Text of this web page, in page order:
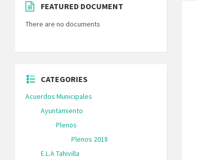
FEATURED DOCUMENT
There are no documents
CATEGORIES
Acuerdos Municipales
Ayuntamiento
Plenos
Plenos 2018
E.L.A Tahivilla